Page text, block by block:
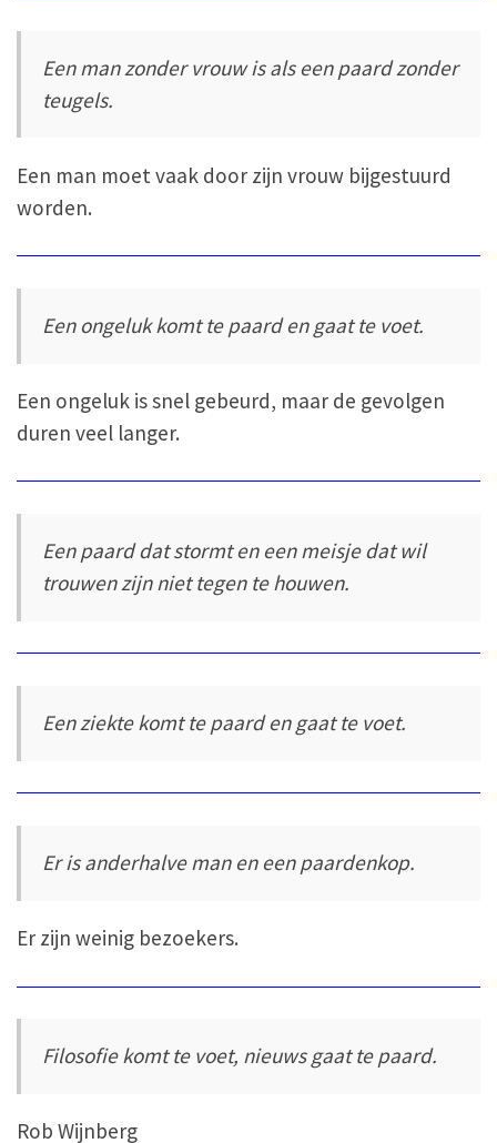
Een man zonder vrouw is als een paard zonder
teugels.
Een man moet vaak door zijn vrouw bijgestuurd
worden.
Een ongeluk komt te paard en gaat te voet.
Een ongeluk is snel gebeurd, maar de gevolgen
duren veel langer.
Een paard dat stormt en een meisje dat wil
trouwen zijn niet tegen te houwen.
Een ziekte komt te paard en gaat te voet.
Er is anderhalve man en een paardenkop.
Er zijn weinig bezoekers.
Filosofie komt te voet, nieuws gaat te paard.
Rob Wijnberg